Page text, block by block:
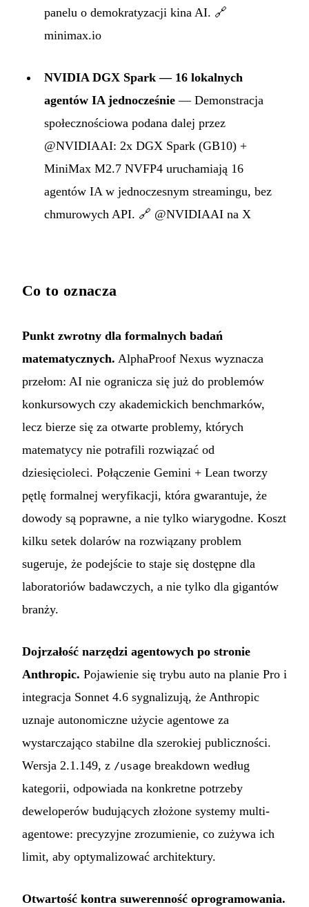
panelu o demokratyzacji kina AI. 🔗
minimax.io
NVIDIA DGX Spark — 16 lokalnych
agentów IA jednocześnie — Demonstracja
społecznościowa podana dalej przez
@NVIDIAAI: 2x DGX Spark (GB10) +
MiniMax M2.7 NVFP4 uruchamiają 16
agentów IA w jednoczesnym streamingu, bez
chmurowych API. 🔗 @NVIDIAAI na X
Co to oznacza
Punkt zwrotny dla formalnych badań
matematycznych. AlphaProof Nexus wyznacza
przełom: AI nie ogranicza się już do problemów
konkursowych czy akademickich benchmarków,
lecz bierze się za otwarte problemy, których
matematycy nie potrafili rozwiązać od
dziesięcioleci. Połączenie Gemini + Lean tworzy
pętlę formalnej weryfikacji, która gwarantuje, że
dowody są poprawne, a nie tylko wiarygodne. Koszt
kilku setek dolarów na rozwiązany problem
sugeruje, że podejście to staje się dostępne dla
laboratoriów badawczych, a nie tylko dla gigantów
branży.
Dojrzałość narzędzi agentowych po stronie
Anthropic. Pojawienie się trybu auto na planie Pro i
integracja Sonnet 4.6 sygnalizują, że Anthropic
uznaje autonomiczne użycie agentowe za
wystarczająco stabilne dla szerokiej publiczności.
Wersja 2.1.149, z /usage breakdown według
kategorii, odpowiada na konkretne potrzeby
deweloperów budujących złożone systemy multi-
agentowe: precyzyjne zrozumienie, co zużywa ich
limit, aby optymalizować architektury.
Otwartość kontra suwerenność oprogramowania.